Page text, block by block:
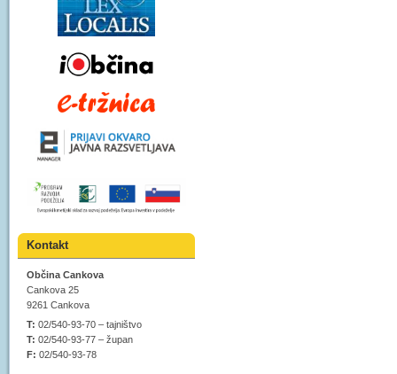
Kontakt
Občina Cankova
Cankova 25
9261 Cankova
T: 02/540-93-70 – tajništvo
T: 02/540-93-77 – župan
F: 02/540-93-78